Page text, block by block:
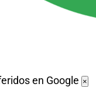
en Google ×